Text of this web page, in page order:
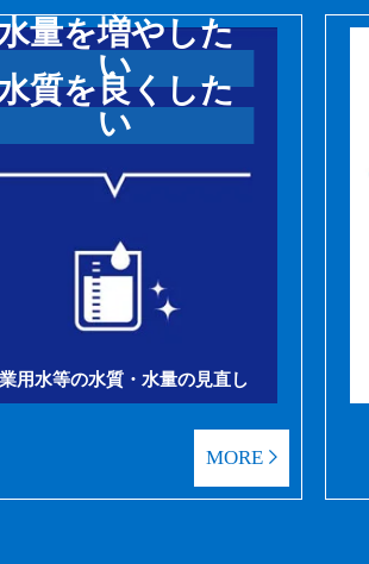
量を増やした
い
質を良くした
い
用水等の水質・水量の見直し
MORE